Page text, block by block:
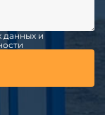
данных и